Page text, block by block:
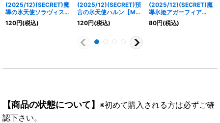
(2025/12)(SECRET)魔
導の氷天使ソラヴィス
【C-SEC】{BSC47-
004}《白》
120円(税込)
(2025/12)(SECRET)預
言の氷天使ハルン【M-
SEC】{BSC47-006}
《白》
120円(税込)
(2025/12)(SECRET)魔
導氷姫アガーフィア
(BSC47収録)【R-
SEC】{BS55-047}
80円(税込)
【商品の状態について】 ※初めて購入される方は必ずご確
認下さい。